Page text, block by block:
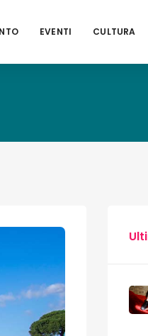
EVENTI CULTURA